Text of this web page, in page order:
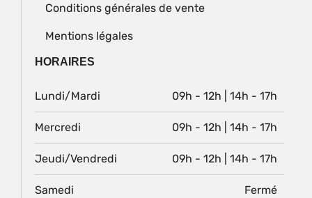
Conditions générales de vente
Mentions légales
HORAIRES
Lundi/Mardi 09h - 12h | 14h - 17h
Mercredi 09h - 12h | 14h - 17h
Jeudi/Vendredi 09h - 12h | 14h - 17h
Samedi Fermé